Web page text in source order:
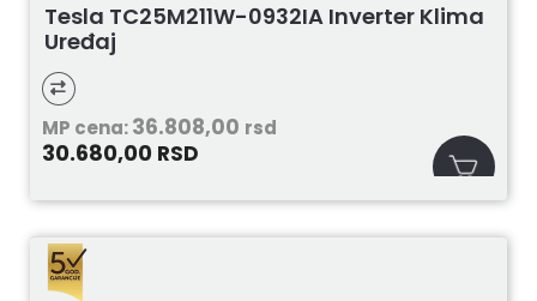
Tesla TC25M211W-0932IA Inverter Klima
Uređaj
MP cena:36.808,00 rsd
30.680,00 RSD